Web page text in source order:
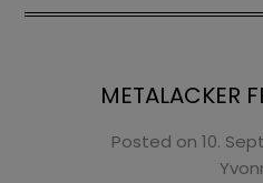
METALACKER
Posted on 10.